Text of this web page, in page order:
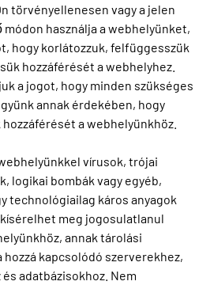
törvényellenesen vagy a jelen
használja a webhelyünket,
hogy korlátozzuk, felfüggesszük
hozzáférését a webhelyhez.
a jogot, hogy minden szükséges
annak érdekében, hogy
a webhelyünkhöz.
vírusok, trójai
logikai bombák vagy egyéb,
technológiailag káros anyagok
meg jogosulatlanul
annak tárolási
hozzá kapcsolódó szerverekhez,
adatbázisokhoz. Nem